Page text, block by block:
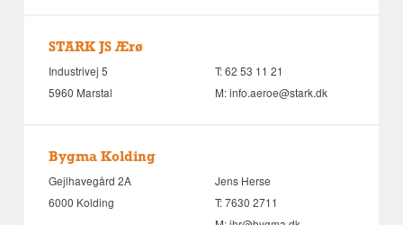
STARK JS Ærø
Industrivej 5
5960 Marstal
T:62 53 11 21
M:info.aeroe@stark.dk
Bygma Kolding
Gejlhavegård 2A
6000 Kolding
Jens Herse
T:7630 2711